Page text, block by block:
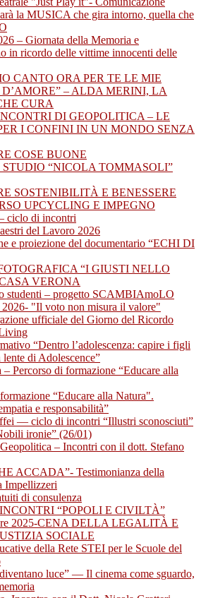
la MUSICA che gira intorno, quella che
– Giornata della Memoria e
in ricordo delle vittime innocenti delle
CANTO ORA PER TE LE MIE
– ALDA MERINI, LA
CURA
DI GEOPOLITICA – LE
I CONFINI IN UN MONDO SENZA
COSE BUONE
STUDIO “NICOLA TOMMASOLI”
SOSTENIBILITÀ E BENESSERE
UPCYCLING E IMPEGNO
ciclo di incontri
del Lavoro 2026
e proiezione del documentario “ECHI DI
“I GIUSTI NELLO
VERONA
studenti – progetto SCAMBIAmoLO
2026- "Il voto non misura il valore"
ufficiale del Giorno del Ricordo
“Dentro l’adolescenza: capire i figli
lente di Adolescence”
– Percorso di formazione “Educare alla
“Educare alla Natura".
e responsabilità”
— ciclo di incontri “Illustri sconosciuti”
ironie” (26/01)
– Incontri con il dott. Stefano
ACCADA”- Testimonianza della
Impellizzeri
di consulenza
“POPOLI E CIVILTÀ”
2025-CENA DELLA LEGALITÀ E
SOCIALE
della Rete STEI per le Scuole del
luce” — Il cinema come sguardo,